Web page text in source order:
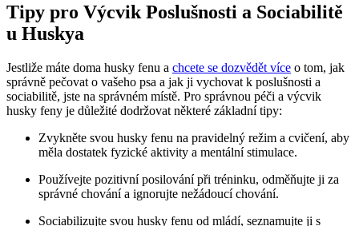
Tipy pro Výcvik Poslušnosti a Sociabilitě
u Huskya
Jestliže máte doma husky fenu a chcete se dozvědět více o tom, jak
správně pečovat o vašeho psa a jak ji vychovat k poslušnosti a
sociabilitě, jste na správném místě. Pro správnou péči a výcvik
husky feny je důležité dodržovat některé základní tipy:
Zvykněte svou husky fenu na pravidelný režim a cvičení, aby
měla dostatek fyzické aktivity a mentální stimulace.
Používejte pozitivní posilování při tréninku, odměňujte ji za
správné chování a ignorujte nežádoucí chování.
Sociabilizujte svou husky fenu od mládí, seznamujte ji s